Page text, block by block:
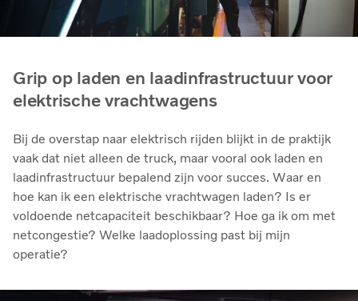
Grip op laden en laadinfrastructuur voor
elektrische vrachtwagens
Bij de overstap naar elektrisch rijden blijkt in de praktijk
vaak dat niet alleen de truck, maar vooral ook laden en
laadinfrastructuur bepalend zijn voor succes. Waar en
hoe kan ik een elektrische vrachtwagen laden? Is er
voldoende netcapaciteit beschikbaar? Hoe ga ik om met
netcongestie? Welke laadoplossing past bij mijn
operatie?